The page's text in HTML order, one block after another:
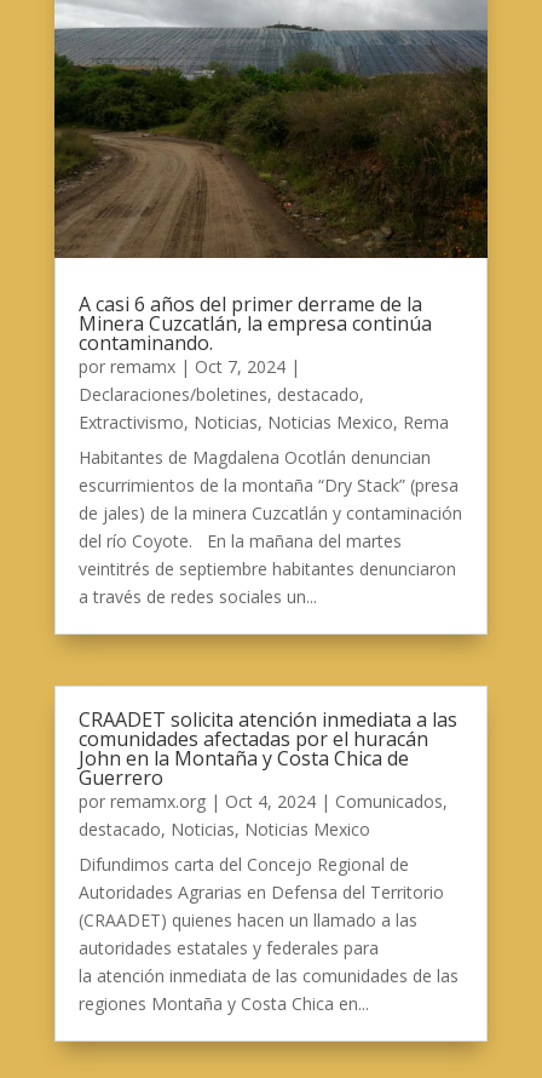
A casi 6 años del primer derrame de la
Minera Cuzcatlán, la empresa continúa
contaminando.
por remamx| Oct 7, 2024|
Declaraciones/boletines, destacado,
Extractivismo, Noticias, Noticias Mexico, Rema
Habitantes de Magdalena Ocotlán denuncian
escurrimientos de la montaña “Dry Stack” (presa
de jales) de la minera Cuzcatlán y contaminación
del río Coyote. En la mañana del martes
veintitrés de septiembre habitantes denunciaron
a través de redes sociales un...
CRAADET solicita atención inmediata a las
comunidades afectadas por el huracán
John en la Montaña y Costa Chica de
Guerrero
por remamx.org| Oct 4, 2024| Comunicados,
destacado, Noticias, Noticias Mexico
Difundimos carta del Concejo Regional de
Autoridades Agrarias en Defensa del Territorio
(CRAADET) quienes hacen un llamado a las
autoridades estatales y federales para
la atención inmediata de las comunidades de las
regiones Montaña y Costa Chica en...